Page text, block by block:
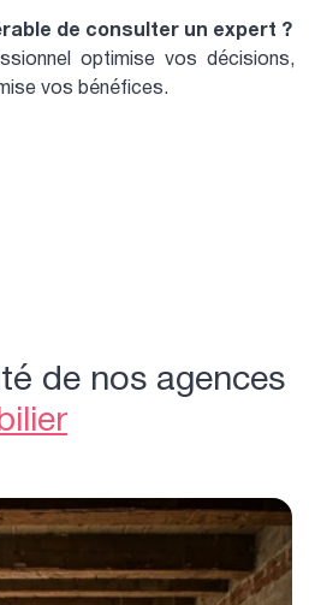
de consulter un expert ?
optimise vos décisions,
vos bénéfices.
de nos agences